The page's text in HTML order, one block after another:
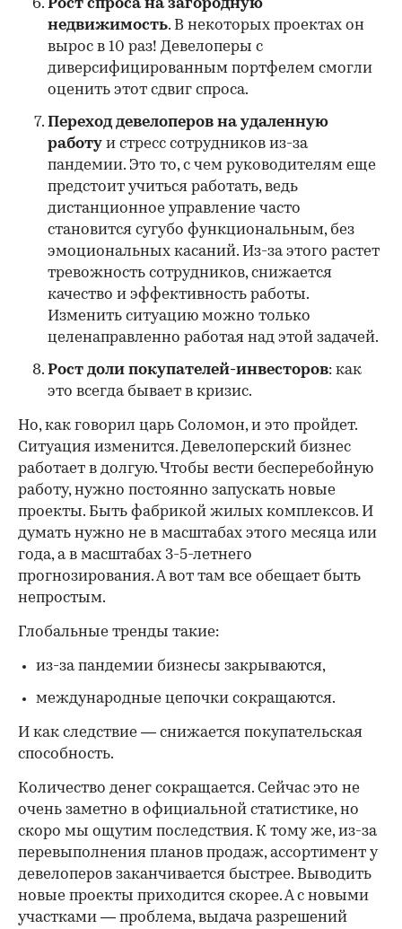
Рост спроса на загородную
недвижимость. В некоторых проектах он
вырос в 10 раз! Девелоперы с
диверсифицированным портфелем смогли
оценить этот сдвиг спроса.
Переход девелоперов на удаленную
работу и стресс сотрудников из-за
пандемии. Это то, с чем руководителям еще
предстоит учиться работать, ведь
дистанционное управление часто
становится сугубо функциональным, без
эмоциональных касаний. Из-за этого растет
тревожность сотрудников, снижается
качество и эффективность работы.
Изменить ситуацию можно только
целенаправленно работая над этой задачей.
Рост доли покупателей-инвесторов: как
это всегда бывает в кризис.
Но, как говорил царь Соломон, и это пройдет.
Ситуация изменится. Девелоперский бизнес
работает в долгую. Чтобы вести бесперебойную
работу, нужно постоянно запускать новые
проекты. Быть фабрикой жилых комплексов. И
думать нужно не в масштабах этого месяца или
года, а в масштабах 3-5-летнего
прогнозирования. А вот там все обещает быть
непростым.
Глобальные тренды такие:
из-за пандемии бизнесы закрываются,
международные цепочки сокращаются.
И как следствие — снижается покупательская
способность.
Количество денег сокращается. Сейчас это не
очень заметно в официальной статистике, но
скоро мы ощутим последствия. К тому же, из-за
перевыполнения планов продаж, ассортимент у
девелоперов заканчивается быстрее. Выводить
новые проекты приходится скорее. А с новыми
участками — проблема, выдача разрешений